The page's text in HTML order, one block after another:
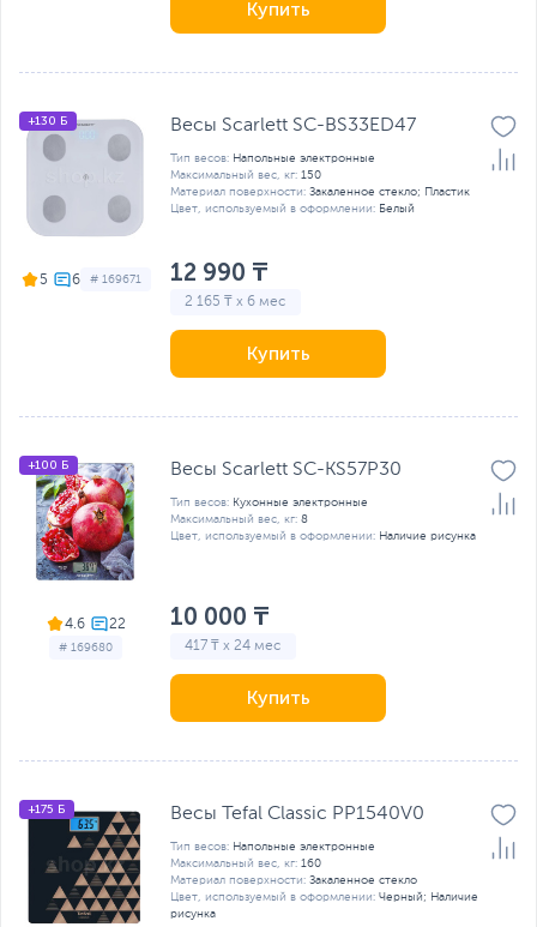
Купить
5 # 169671
+130 Б Весы Scarlett SC-BS33ED47
Тип весов: Напольные электронные
Максимальный вес, кг: 150
Материал поверхности: Закаленное стекло; Пластик
Цвет, используемый в оформлении: Белый
12 990 ₸
2 165 ₸ x 6 мес
Купить
4.6
# 169680
+100 Б Весы Scarlett SC-KS57P30
Тип весов: Кухонные электронные
Максимальный вес, кг: 8
Цвет, используемый в оформлении: Наличие рисунка
10 000 ₸
417 ₸ x 24 мес
Купить
+175 Б Весы Tefal Classic PP1540V0
Тип весов: Напольные электронные
Максимальный вес, кг: 160
Материал поверхности: Закаленное стекло
Цвет, используемый в оформлении: Черный; Наличие
рисунка